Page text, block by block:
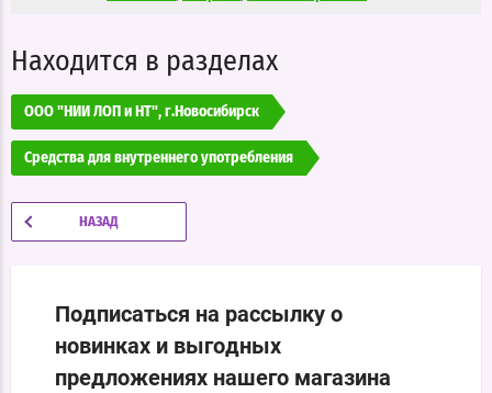
Находится в разделах
ООО "НИИ ЛОП и НТ", г.Новосибирск
Средства для внутреннего употребления
НАЗАД
Подписаться на рассылку о
новинках и выгодных
предложениях нашего магазина